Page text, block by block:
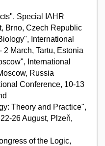
Special IAHR
Brno, Czech Republic
International
March, Tartu, Estonia
International
Russia
Conference, 10-13
Theory and Practice",
26 August, Plzeň,
of the Logic,